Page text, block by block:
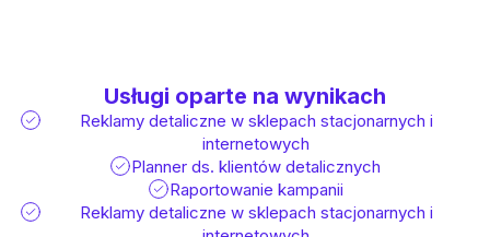
Usługi oparte na wynikach
Reklamy detaliczne w sklepach stacjonarnych i
internetowych
Planner ds. klientów detalicznych
Raportowanie kampanii
Reklamy detaliczne w sklepach stacjonarnych i